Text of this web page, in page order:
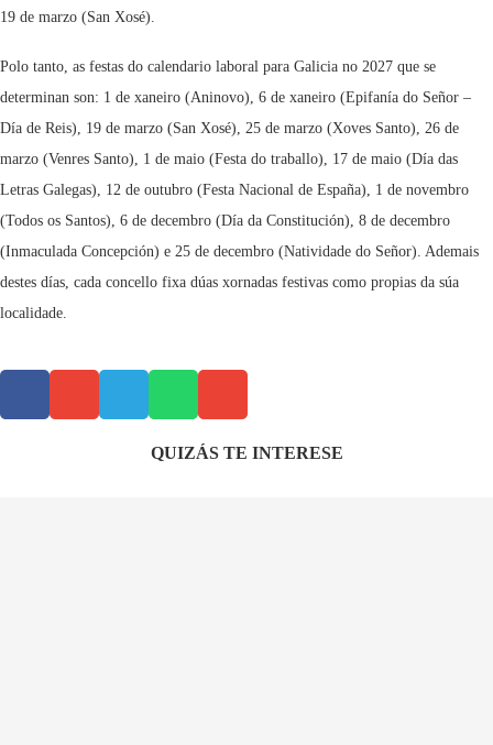
19 de marzo (San Xosé).
Polo tanto, as festas do calendario laboral para Galicia no 2027 que se
determinan son: 1 de xaneiro (Aninovo), 6 de xaneiro (Epifanía do Señor –
Día de Reis), 19 de marzo (San Xosé), 25 de marzo (Xoves Santo), 26 de
marzo (Venres Santo), 1 de maio (Festa do traballo), 17 de maio (Día das
Letras Galegas), 12 de outubro (Festa Nacional de España), 1 de novembro
(Todos os Santos), 6 de decembro (Día da Constitución), 8 de decembro
(Inmaculada Concepción) e 25 de decembro (Natividade do Señor). Ademais
destes días, cada concello fixa dúas xornadas festivas como propias da súa
localidade.
QUIZÁS TE INTERESE